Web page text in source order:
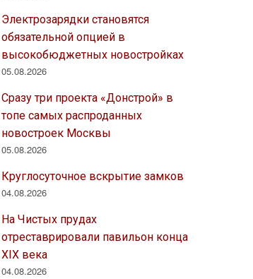
Электрозарядки становятся
обязательной опцией в
высокобюджетных новостройках
05.08.2026
Сразу три проекта «Донстрой» в
топе самых распроданных
новостроек Москвы
05.08.2026
Круглосуточное вскрытие замков
04.08.2026
На Чистых прудах
отреставрировали павильон конца
XIX века
04.08.2026